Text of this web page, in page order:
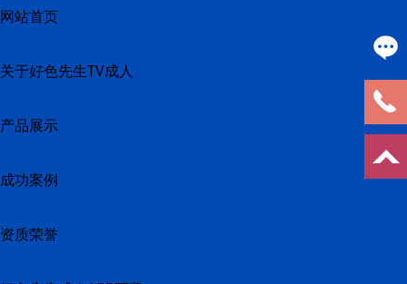
网站首页
关于好色先生TV成人
产品展示
成功案例
资质荣誉